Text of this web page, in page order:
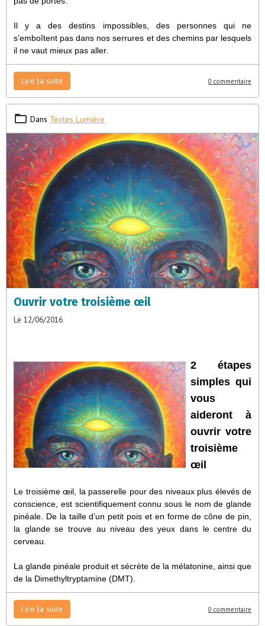
Il y a des destins impossibles, des personnes qui ne
s’emboîtent pas dans nos serrures et des chemins par lesquels
il ne vaut mieux pas aller.
Lire la suite 0 commentaire
Dans Textes Lumière
Ouvrir votre troisième œil
Le 12/06/2016
2 étapes
simples qui
vous
aideront à
ouvrir votre
troisième
œil
Le troisième œil, la passerelle pour des niveaux plus élevés de
conscience, est scientifiquement connu sous le nom de glande
pinéale. De la taille d’un petit pois et en forme de cône de pin,
la glande se trouve au niveau des yeux dans le centre du
cerveau.
La glande pinéale produit et sécrète de la mélatonine, ainsi que
de la Dimethyltryptamine (DMT).
Lire la suite 0 commentaire